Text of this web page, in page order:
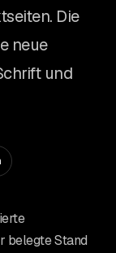
Die
neue
und
belegte Stand